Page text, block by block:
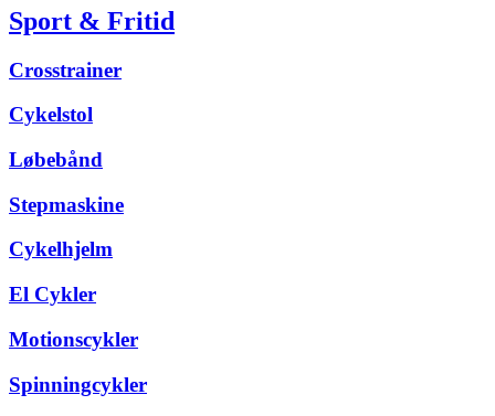
Sport & Fritid
Crosstrainer
Cykelstol
Løbebånd
Stepmaskine
Cykelhjelm
El Cykler
Motionscykler
Spinningcykler